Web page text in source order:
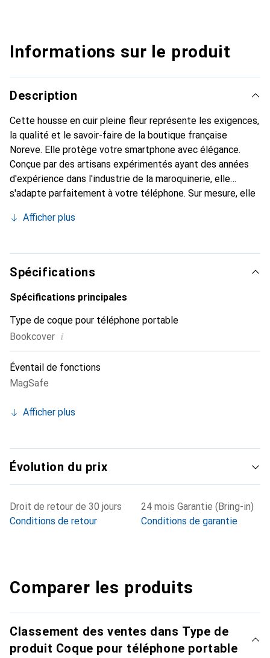
Informations sur le produit
Description
Cette housse en cuir pleine fleur représente les exigences,
la qualité et le savoir-faire de la boutique française
Noreve. Elle protège votre smartphone avec élégance.
Conçue par des artisans expérimentés ayant des années
d'expérience dans l'industrie de la maroquinerie, elle
s'adapte parfaitement à votre téléphone. Sur mesure, elle
avec ses courbes délicates. Elle devient un accessoire chic
internationalement pour ses produits de haute qualité et
constitue un choix fiable pour une clientèle exigeante.
Afficher plus
Spécifications
Spécifications principales
Type de coque pour téléphone portable
Bookcover i
Éventail de fonctions
MagSafe
Afficher plus
Évolution du prix
Droit de retour de 30 jours
Conditions de retour
24 mois Garantie (Bring-in)
Conditions de garantie
Comparer les produits
Classement des ventes dans Type de
produit Coque pour téléphone portable